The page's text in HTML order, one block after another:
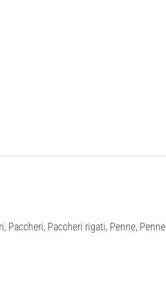
Paccheri, Paccheri rigati, Penne, Penne